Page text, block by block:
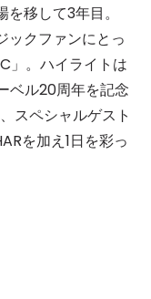
移して3年目。
ックファンにとっ
」。ハイライトは
ベル20周年を記念
スペシャルゲスト
を加え1日を彩っ